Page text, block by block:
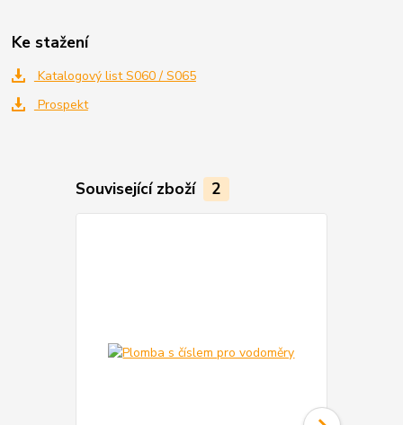
Ke stažení
Katalogový list S060 / S065
Prospekt
Související zboží 2